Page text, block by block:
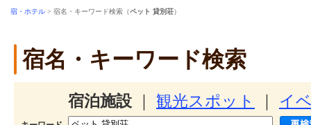
宿・ホテル > 宿名・キーワード検索（ペット 貸別荘）
宿名・キーワード検索
宿泊施設 観光スポット イ